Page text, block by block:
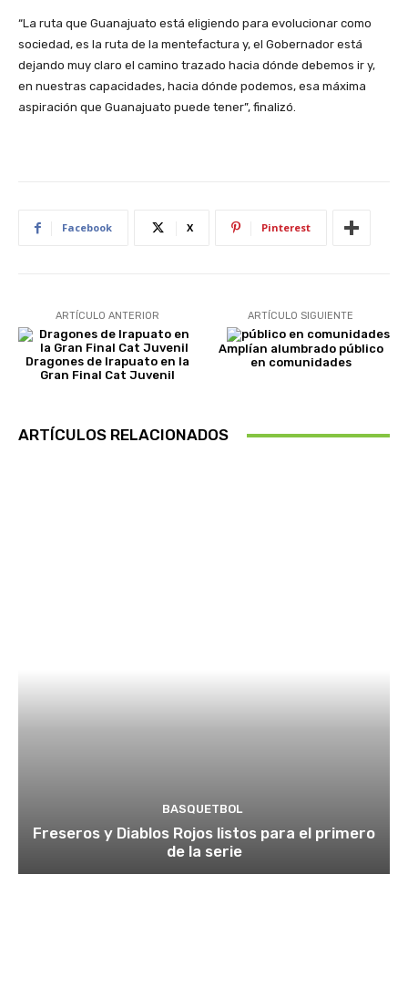
“La ruta que Guanajuato está eligiendo para evolucionar como
sociedad, es la ruta de la mentefactura y, el Gobernador está
dejando muy claro el camino trazado hacia dónde debemos ir y,
en nuestras capacidades, hacia dónde podemos, esa máxima
aspiración que Guanajuato puede tener”, finalizó.
Facebook X Pinterest
ARTÍCULO ANTERIOR
Dragones de Irapuato en la
Gran Final Cat Juvenil
ARTÍCULO SIGUIENTE
Amplían alumbrado público
en comunidades
ARTÍCULOS RELACIONADOS
BASQUETBOL
Freseros y Diablos Rojos listos para el primero
de la serie